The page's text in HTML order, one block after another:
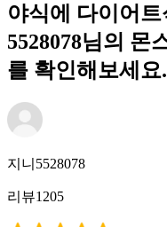
야식에 다이어트
5528078님의 몬
를 확인해보세요.
지니5528078
리뷰1205